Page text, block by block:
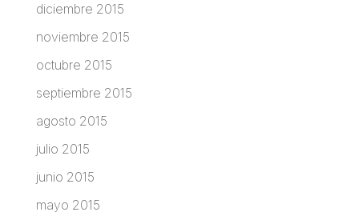
diciembre 2015
noviembre 2015
octubre 2015
septiembre 2015
agosto 2015
julio 2015
junio 2015
mayo 2015